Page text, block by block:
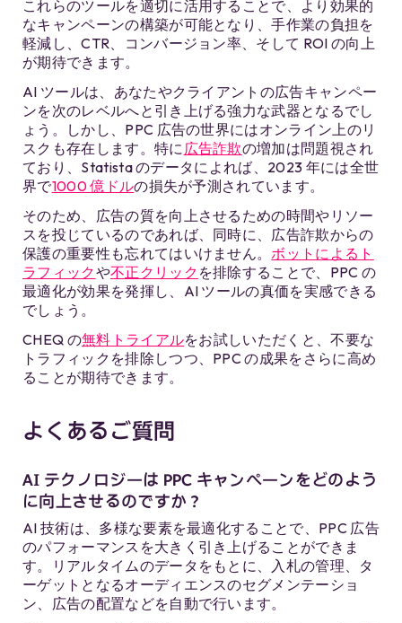
これらのツールを適切に活用することで、より効果的
なキャンペーンの構築が可能となり、手作業の負担を
軽減し、CTR、コンバージョン率、そして ROI の向上
が期待できます。
AI ツールは、あなたやクライアントの広告キャンペー
ンを次のレベルへと引き上げる強力な武器となるでし
ょう。しかし、PPC 広告の世界にはオンライン上のリ
スクも存在します。特に広告詐欺の増加は問題視され
ており、Statista のデータによれば、2023 年には全世
界で1000 億ドルの損失が予測されています。
そのため、広告の質を向上させるための時間やリソー
スを投じているのであれば、同時に、広告詐欺からの
保護の重要性も忘れてはいけません。ボットによるト
ラフィックや不正クリック を排除することで、PPC の
最適化が効果を発揮し、AI ツールの真価を実感できる
でしょう。
CHEQ の無料トライアルをお試しいただくと、不要な
トラフィックを排除しつつ、PPC の成果をさらに高め
ることが期待できます。
よくあるご質問
AI テクノロジーは PPC キャンペーンをどのよう
に向上させるのですか？
AI 技術は、多様な要素を最適化することで、PPC 広告
のパフォーマンスを大きく引き上げることができま
す。リアルタイムのデータをもとに、入札の管理、タ
ーゲットとなるオーディエンスのセグメンテーショ
ン、広告の配置などを自動で行います。